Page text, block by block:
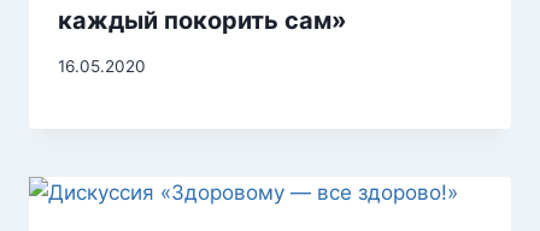
каждый покорить сам»
16.05.2020